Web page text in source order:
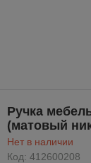
Ручка
(матовый
Нет в наличии
Код: 412600208